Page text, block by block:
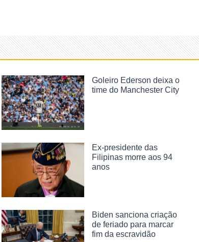
Goleiro Ederson deixa o
time do Manchester City
Ex-presidente das
Filipinas morre aos 94
anos
Biden sanciona criação
de feriado para marcar
fim da escravidão